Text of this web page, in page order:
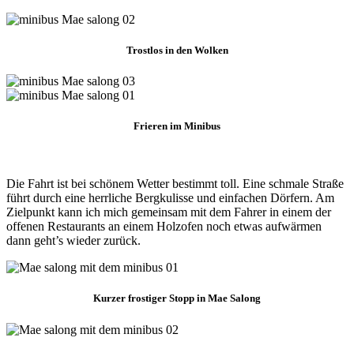
Trostlos in den Wolken
Frieren im Minibus
Die Fahrt ist bei schönem Wetter bestimmt toll. Eine schmale Straße
führt durch eine herrliche Bergkulisse und einfachen Dörfern. Am
Zielpunkt kann ich mich gemeinsam mit dem Fahrer in einem der
offenen Restaurants an einem Holzofen noch etwas aufwärmen
dann geht’s wieder zurück.
Kurzer frostiger Stopp in Mae Salong